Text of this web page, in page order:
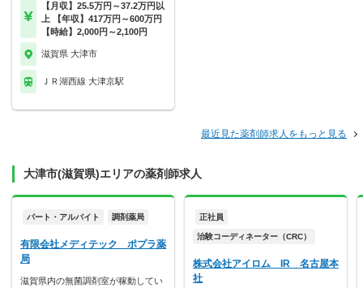
【月収】25.5万円～37.2万円以
上 【年収】417万円～600万円
【時給】2,000円～2,100円
滋賀県 大津市
ＪＲ湖西線 大津京駅
最近見た薬剤師求人をもっと見る
大津市(滋賀県)エリアの薬剤師求人
パート・アルバイト 調剤薬局
有限会社メディテック ポプラ薬
局
滋賀県内の無菌調剤室が稼動してい
正社員
治験コーディネーター（CRC）
株式会社アイロム IR 名古屋本
社